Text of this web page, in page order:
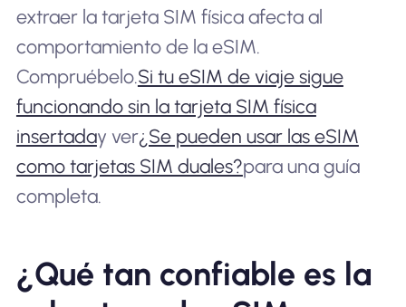
extraer la tarjeta SIM física afecta al
comportamiento de la eSIM.
Compruébelo.Si tu eSIM de viaje sigue
funcionando sin la tarjeta SIM física
insertaday ver¿Se pueden usar las eSIM
como tarjetas SIM duales?para una guía
completa.
¿Qué tan confiable es la